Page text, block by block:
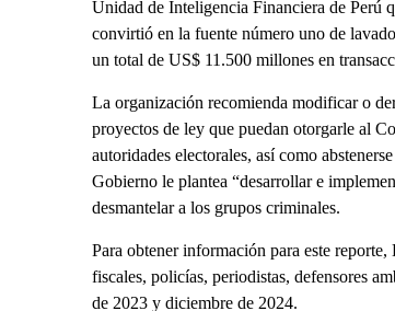
Unidad de Inteligencia Financiera de Perú
convirtió en la fuente número uno de
un total de US$ 11.500 millones en
La organización recomienda modificar o
proyectos de ley que puedan otorgarle al
autoridades electorales, así como
Gobierno le plantea “desarrollar e
desmantelar a los grupos criminales.
Para obtener información para este
fiscales, policías, periodistas, defensores
de 2023 y diciembre de 2024.